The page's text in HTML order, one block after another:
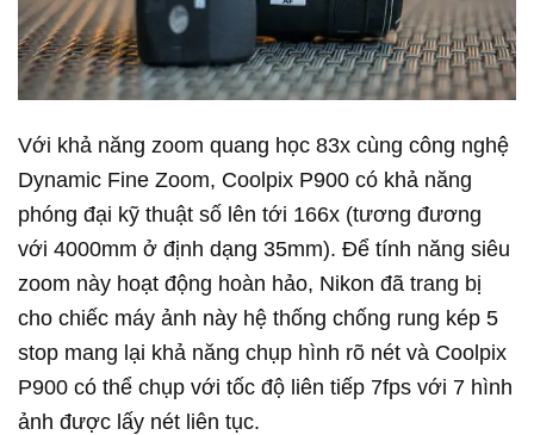
Với khả năng zoom quang học 83x cùng công nghệ
Dynamic Fine Zoom, Coolpix P900 có khả năng
phóng đại kỹ thuật số lên tới 166x (tương đương
với 4000mm ở định dạng 35mm). Để tính năng siêu
zoom này hoạt động hoàn hảo, Nikon đã trang bị
cho chiếc máy ảnh này hệ thống chống rung kép 5
stop mang lại khả năng chụp hình rõ nét và Coolpix
P900 có thể chụp với tốc độ liên tiếp 7fps với 7 hình
ảnh được lấy nét liên tục.